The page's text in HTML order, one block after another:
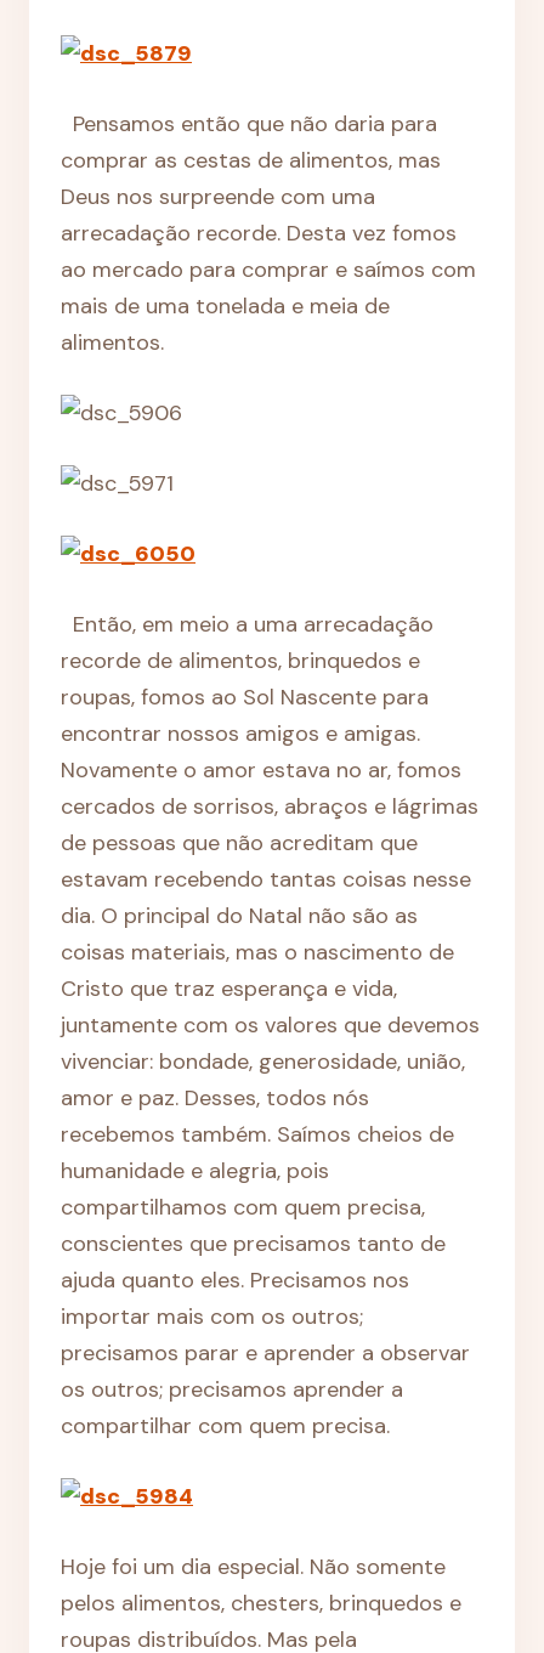
Pensamos então que não daria para
comprar as cestas de alimentos, mas
Deus nos surpreende com uma
arrecadação recorde. Desta vez fomos
ao mercado para comprar e saímos com
mais de uma tonelada e meia de
alimentos.
Então, em meio a uma arrecadação
recorde de alimentos, brinquedos e
roupas, fomos ao Sol Nascente para
encontrar nossos amigos e amigas.
Novamente o amor estava no ar, fomos
cercados de sorrisos, abraços e lágrimas
de pessoas que não acreditam que
estavam recebendo tantas coisas nesse
dia. O principal do Natal não são as
coisas materiais, mas o nascimento de
Cristo que traz esperança e vida,
juntamente com os valores que devemos
vivenciar: bondade, generosidade, união,
amor e paz. Desses, todos nós
recebemos também. Saímos cheios de
humanidade e alegria, pois
compartilhamos com quem precisa,
conscientes que precisamos tanto de
ajuda quanto eles. Precisamos nos
importar mais com os outros;
precisamos parar e aprender a observar
os outros; precisamos aprender a
compartilhar com quem precisa.
Hoje foi um dia especial. Não somente
pelos alimentos, chesters, brinquedos e
roupas distribuídos. Mas pela